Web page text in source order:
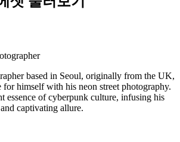
based in Seoul, originally from the UK,
for himself with his neon street photography.
essence of cyberpunk culture, infusing his
captivating allure.